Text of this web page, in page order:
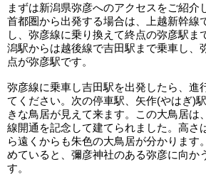
まずは新潟県弥彦へのアクセスをご紹介
首都圏から出発する場合は、上越新幹線
し、弥彦線に乗り換えて終点の弥彦駅ま
潟駅からは越後線で吉田駅まで乗車し、
点が弥彦駅です。
弥彦線に乗車し吉田駅を出発したら、進
てください。次の停車駅、矢作(やはぎ)
きな鳥居が見えて来ます。この大鳥居は
線開通を記念して建てられました。高さ
ら遠くからも朱色の大鳥居が分かります
めていると、彌彦神社のある弥彦に向か
す。